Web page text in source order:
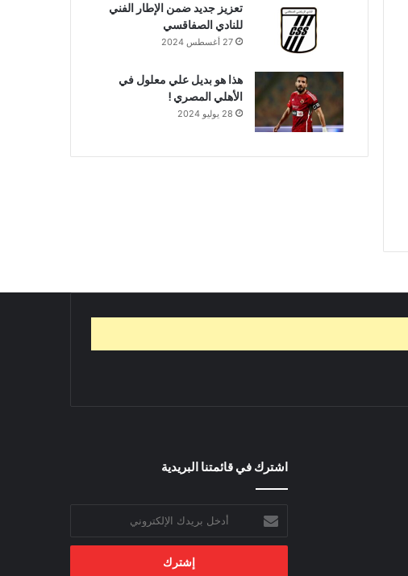
تعزيز جديد ضمن الإطار الفني
للنادي الصفاقسي
27 أغسطس 2024
هذا هو بديل علي معلول في
الأهلي المصري !
28 يوليو 2024
اشترك في قائمتنا البريدية
بريدك
الإلكتروني